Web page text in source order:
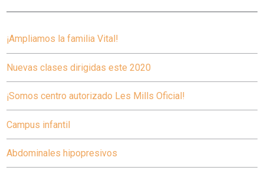
¡Ampliamos la familia Vital!
Nuevas clases dirigidas este 2020
¡Somos centro autorizado Les Mills Oficial!
Campus infantil
Abdominales hipopresivos